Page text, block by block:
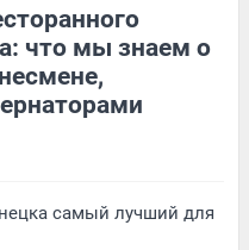
что мы знаем о
самый лучший для